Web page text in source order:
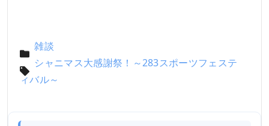
雑談
シャニマス大感謝祭！～283スポーツフェステ
ィバル～